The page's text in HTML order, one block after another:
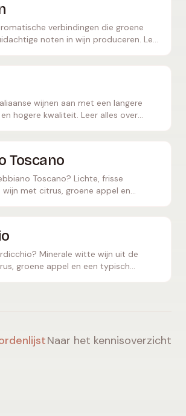
verbindingen die groene
noten in wijn produceren. Leer
wijnen aan met een langere
hogere kwaliteit. Leer alles over
Toscano
Toscano? Lichte, frisse
met citrus, groene appel en
Minerale witte wijn uit de
groene appel en een typisch
Naar het kennisoverzicht